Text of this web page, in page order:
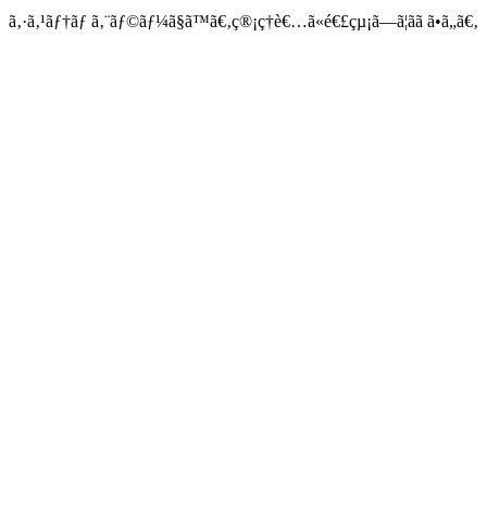
ã‚·ã‚¹ãƒ†ãƒ ã‚¨ãƒ©ãƒ¼ã§ã™ã€‚ç®¡ç†è€…ã«é€£çµ¡ã—ã¦ãã ã•ã„ã€‚